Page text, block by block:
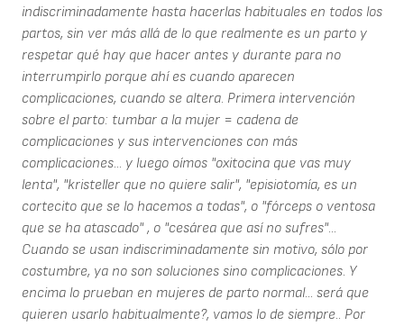
indiscriminadamente hasta hacerlas habituales en todos los
partos, sin ver más allá de lo que realmente es un parto y
respetar qué hay que hacer antes y durante para no
interrumpirlo porque ahí es cuando aparecen
complicaciones, cuando se altera. Primera intervención
sobre el parto: tumbar a la mujer = cadena de
complicaciones y sus intervenciones con más
complicaciones... y luego oímos "oxitocina que vas muy
lenta", "kristeller que no quiere salir", "episiotomía, es un
cortecito que se lo hacemos a todas", o "fórceps o ventosa
que se ha atascado" , o "cesárea que así no sufres"...
Cuando se usan indiscriminadamente sin motivo, sólo por
costumbre, ya no son soluciones sino complicaciones. Y
encima lo prueban en mujeres de parto normal... será que
quieren usarlo habitualmente?, vamos lo de siempre.. Por